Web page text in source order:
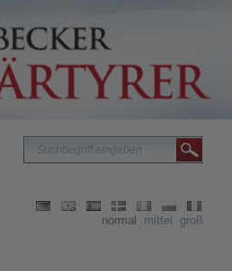
normal mittel groß